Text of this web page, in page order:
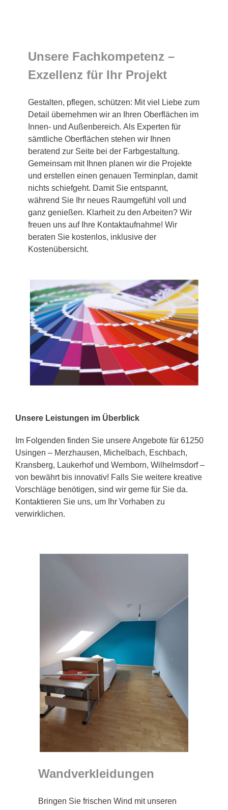
Unsere Fachkompetenz –
Exzellenz für Ihr Projekt
Gestalten, pflegen, schützen: Mit viel Liebe zum
Detail übernehmen wir an Ihren Oberflächen im
Innen- und Außenbereich. Als Experten für
sämtliche Oberflächen stehen wir Ihnen
beratend zur Seite bei der Farbgestaltung.
Gemeinsam mit Ihnen planen wir die Projekte
und erstellen einen genauen Terminplan, damit
nichts schiefgeht. Damit Sie entspannt,
während Sie Ihr neues Raumgefühl voll und
ganz genießen. Klarheit zu den Arbeiten? Wir
freuen uns auf Ihre Kontaktaufnahme! Wir
beraten Sie kostenlos, inklusive der
Kostenübersicht.
Unsere Leistungen im Überblick
Im Folgenden finden Sie unsere Angebote für 61250
Usingen – Merzhausen, Michelbach, Eschbach,
Kransberg, Laukerhof und Wernborn, Wilhelmsdorf –
von bewährt bis innovativ! Falls Sie weitere kreative
Vorschläge benötigen, sind wir gerne für Sie da.
Kontaktieren Sie uns, um Ihr Vorhaben zu
verwirklichen.
Wandverkleidungen
Bringen Sie frischen Wind mit unseren